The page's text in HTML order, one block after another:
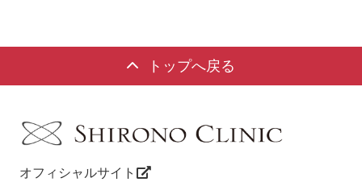
トップへ戻る
オフィシャルサイト